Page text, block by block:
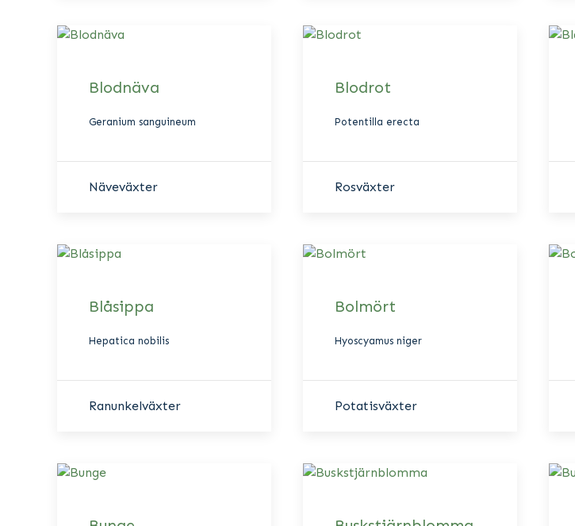
Blodnäva
Geranium sanguineum
Näveväxter
Blodrot
Potentilla erecta
Rosväxter
Blåsippa
Hepatica nobilis
Ranunkelväxter
Bolmört
Hyoscyamus niger
Potatisväxter